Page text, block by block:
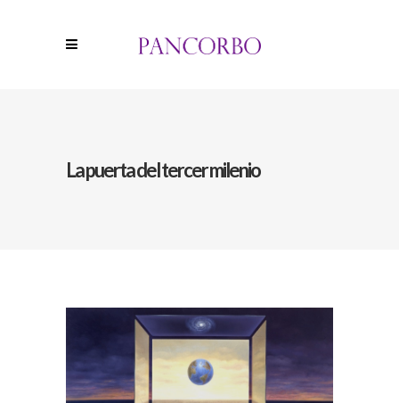
La puerta del tercer milenio